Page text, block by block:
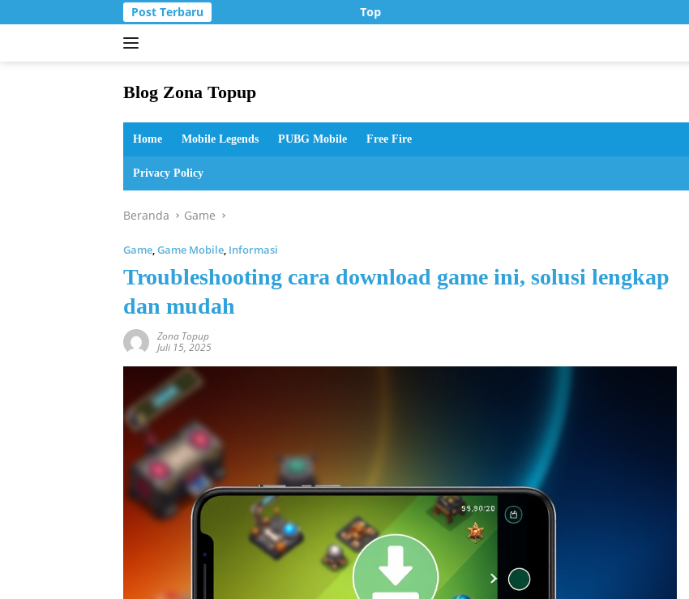
ke
Post Terbaru Top Up Murah di Zona Topup
Blog Zona Topup
dan
bermain
Home Mobile Legends PUBG Mobile Free Fire
Privacy Policy
Beranda Game
Game,Game Mobile, Informasi
Troubleshooting cara download game ini, solusi lengkap
dan mudah
Zona Topup
Juli 15, 2025